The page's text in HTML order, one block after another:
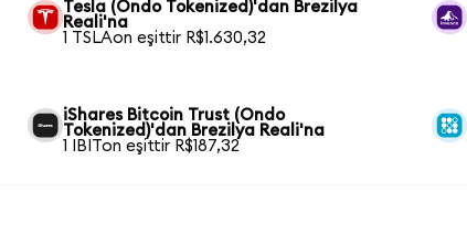
Tesla (Ondo Tokenized)'dan Brezilya
Reali'na
1 TSLAon eşittir R$1.630,32
iShares Bitcoin Trust (Ondo
Tokenized)'dan Brezilya Reali'na
1 IBITon eşittir R$187,32